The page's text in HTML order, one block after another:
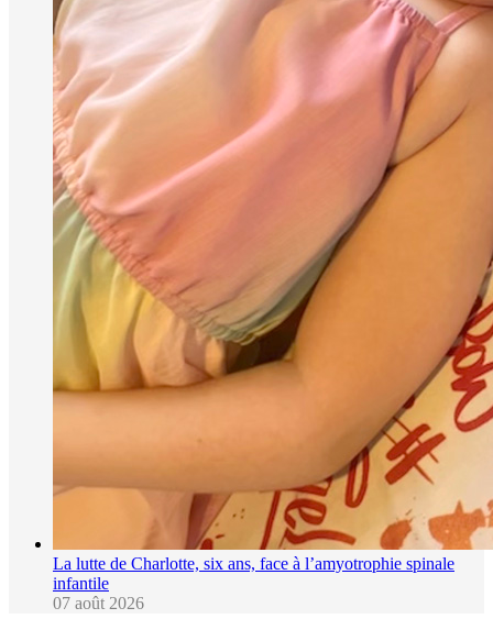
La lutte de Charlotte, six ans, face à l’amyotrophie spinale
infantile
07 août 2026